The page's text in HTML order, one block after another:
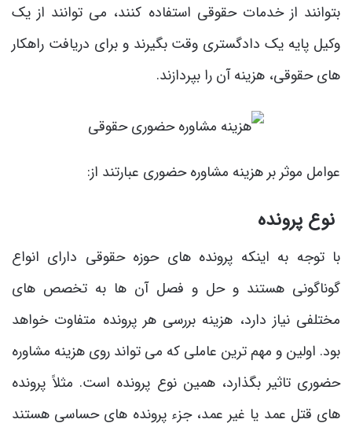
بتوانند از خدمات حقوقی استفاده کنند، می ‌توانند از یک
وکیل پایه یک دادگستری وقت بگیرند و برای دریافت راهکار
های حقوقی، هزینه آن را بپردازند.
عوامل موثر بر هزینه مشاوره حضوری عبارتند از:
نوع پرونده
با توجه به اینکه پرونده‌ های حوزه حقوقی دارای انواع
گوناگونی هستند و حل و فصل آن ها به تخصص‌ های
مختلفی نیاز دارد، هزینه بررسی هر پرونده متفاوت خواهد
بود. اولین و مهم‌ ترین عاملی که می ‌تواند روی هزینه مشاوره
حضوری تاثیر بگذارد، همین نوع پرونده است. مثلاً پرونده
‌های قتل عمد یا غیر عمد، جزء پرونده‌ های حساسی هستند